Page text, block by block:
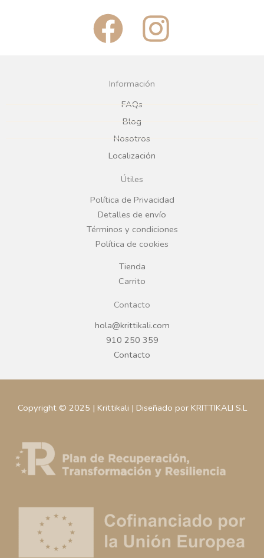
F
a
c
e
b
o
o
k
I
n
g
r
a
Información
FAQs
Blog
Nosotros
Localización
Útiles
Política de Privacidad
Detalles de envío
Términos y condiciones
Política de cookies
Tienda
Carrito
Contacto
hola@krittikali.com
910 250 359
Contacto
Copyright © 2025 | Krittikali | Diseñado por KRITTIKALI S.L